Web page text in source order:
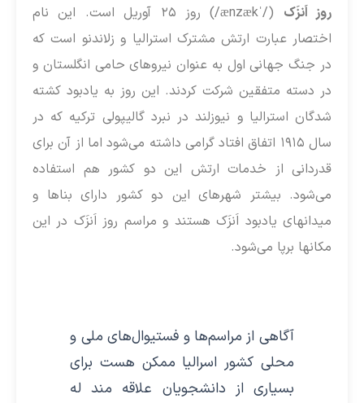
روز اَنزَک
(/ˈænzæk/) روز ۲۵ آوریل است. این نام
اختصار عبارت ارتش مشترک استرالیا و زلاندنو است که
در جنگ جهانی اول به عنوان نیروهای حامی انگلستان و
در دسته متفقین شرکت کردند. این روز به یادبود کشته
شدگان استرالیا و نیوزلند در نبرد گالیپولی ترکیه که در
سال ۱۹۱۵ اتفاق افتاد گرامی داشته می‌شود اما از آن برای
قدردانی از خدمات ارتش این دو کشور هم استفاده
می‌شود. بیشتر شهرهای این دو کشور دارای بناها و
میدانهای یادبود اَنزَک هستند و مراسم روز اَنزَک در این
مکانها برپا می‌شود.
آگاهی از مراسم‌ها و فستیوال‌های ملی و
محلی کشور اسرالیا ممکن هست برای
بسیاری از دانشجویان علاقه مند له